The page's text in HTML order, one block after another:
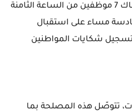
الجمعة، حيث يحرص هناك 7 موظفين من الساعة الثامنة
مساء على استقبال
شكايات المواطنين
تتوصّل هذه المصلحة بما